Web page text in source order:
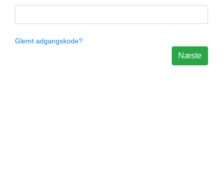
Glemt adgangskode?